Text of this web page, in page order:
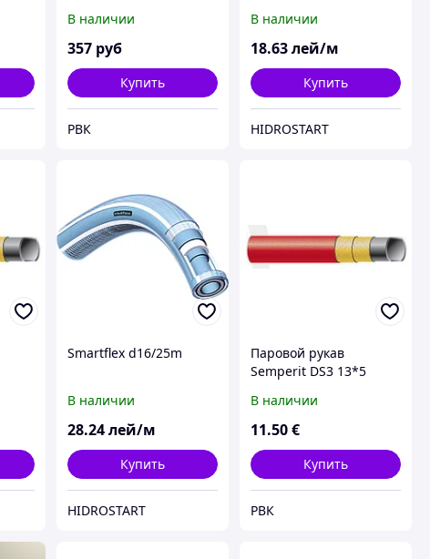
В наличии
357 руб
Купить
РВК
В наличии
18.63лей/м
Купить
HIDROSTART
Smartflex d16/25m
В наличии
28.24 лей/м
Купить
HIDROSTART
Паровой рукав
Semperit DS3 13*5
В наличии
11.50€
Купить
РВК